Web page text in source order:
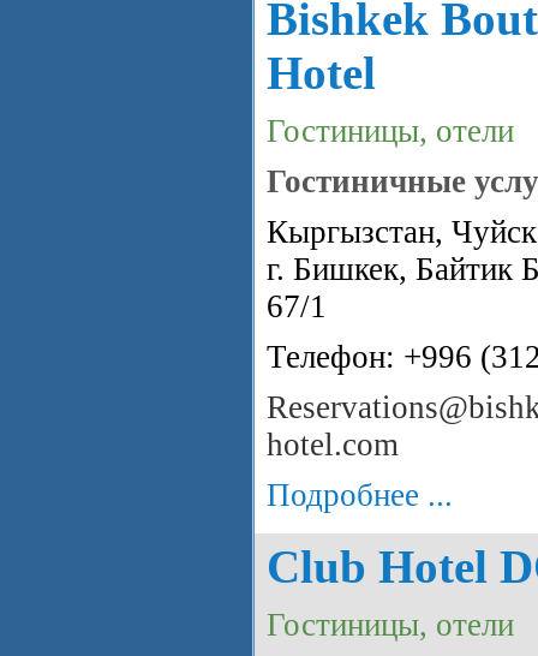
Bishkek
Hotel
Гостиницы, отели
Гостиничные
Кыргызстан,
г. Бишкек, Байтик
67/1
Телефон: +996
hotel.com
Подробнее ...
Club Hotel
Гостиницы, отели